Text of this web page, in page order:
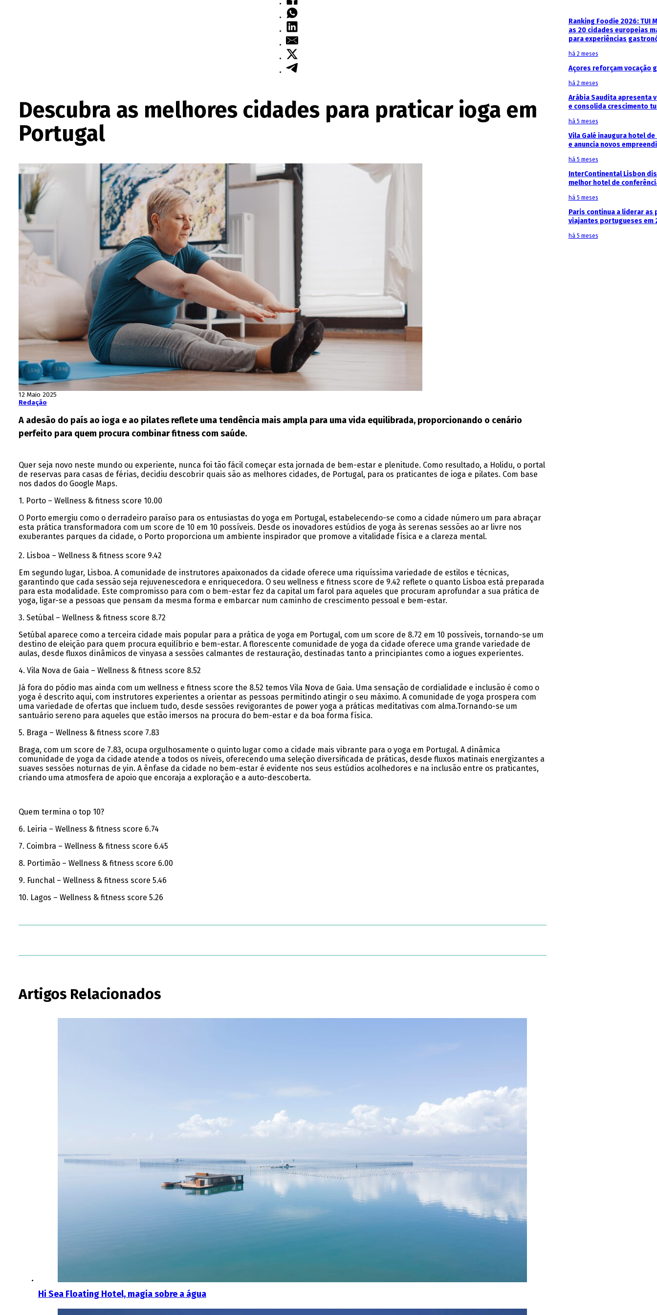
Descubra as melhores cidades para praticar ioga em
Portugal
12 Maio 2025
Redação
A adesão do país ao ioga e ao pilates reflete uma tendência mais ampla para uma vida equilibrada, proporcionando o cenário
perfeito para quem procura combinar fitness com saúde.
Quer seja novo neste mundo ou experiente, nunca foi tão fácil começar esta jornada de bem-estar e plenitude. Como resultado, a Holidu, o portal
de reservas para casas de férias, decidiu descobrir quais são as melhores cidades, de Portugal, para os praticantes de ioga e pilates. Com base
nos dados do Google Maps.
1. Porto – Wellness & fitness score 10.00
O Porto emergiu como o derradeiro paraíso para os entusiastas do yoga em Portugal, estabelecendo-se como a cidade número um para abraçar
esta prática transformadora com um score de 10 em 10 possíveis. Desde os inovadores estúdios de yoga às serenas sessões ao ar livre nos
exuberantes parques da cidade, o Porto proporciona um ambiente inspirador que promove a vitalidade física e a clareza mental.
2. Lisboa – Wellness & fitness score 9.42
Em segundo lugar, Lisboa. A comunidade de instrutores apaixonados da cidade oferece uma riquíssima variedade de estilos e técnicas,
garantindo que cada sessão seja rejuvenescedora e enriquecedora. O seu wellness e fitness score de 9.42 reflete o quanto Lisboa está preparada
para esta modalidade. Este compromisso para com o bem-estar fez da capital um farol para aqueles que procuram aprofundar a sua prática de
yoga, ligar-se a pessoas que pensam da mesma forma e embarcar num caminho de crescimento pessoal e bem-estar.
3. Setúbal – Wellness & fitness score 8.72
Setúbal aparece como a terceira cidade mais popular para a prática de yoga em Portugal, com um score de 8.72 em 10 possíveis, tornando-se um
destino de eleição para quem procura equilíbrio e bem-estar. A florescente comunidade de yoga da cidade oferece uma grande variedade de
aulas, desde fluxos dinâmicos de vinyasa a sessões calmantes de restauração, destinadas tanto a principiantes como a iogues experientes.
4. Vila Nova de Gaia – Wellness & fitness score 8.52
Já fora do pódio mas ainda com um wellness e fitness score the 8.52 temos Vila Nova de Gaia. Uma sensação de cordialidade e inclusão é como o
yoga é descrito aqui, com instrutores experientes a orientar as pessoas permitindo atingir o seu máximo. A comunidade de yoga prospera com
uma variedade de ofertas que incluem tudo, desde sessões revigorantes de power yoga a práticas meditativas com alma.Tornando-se um
santuário sereno para aqueles que estão imersos na procura do bem-estar e da boa forma física.
5. Braga – Wellness & fitness score 7.83
Braga, com um score de 7.83, ocupa orgulhosamente o quinto lugar como a cidade mais vibrante para o yoga em Portugal. A dinâmica
comunidade de yoga da cidade atende a todos os níveis, oferecendo uma seleção diversificada de práticas, desde fluxos matinais energizantes a
suaves sessões noturnas de yin. A ênfase da cidade no bem-estar é evidente nos seus estúdios acolhedores e na inclusão entre os praticantes,
criando uma atmosfera de apoio que encoraja a exploração e a auto-descoberta.
Quem termina o top 10?
6. Leiria – Wellness & fitness score 6.74
7. Coimbra – Wellness & fitness score 6.45
8. Portimão – Wellness & fitness score 6.00
9. Funchal – Wellness & fitness score 5.46
10. Lagos – Wellness & fitness score 5.26
Artigos Relacionados
Hi Sea Floating Hotel, magia sobre a água
Ranking Foodie 2026: TUI
as 20 cidades europeias
para experiências
há 2 meses
Açores reforçam vocação
há 2 meses
Arábia Saudita apresenta
e consolida crescimento
há 5 meses
Vila Galé inaugura hotel de
e anuncia novos
há 5 meses
InterContinental Lisbon
melhor hotel de
há 5 meses
Paris continua a liderar as
viajantes portugueses em
há 5 meses